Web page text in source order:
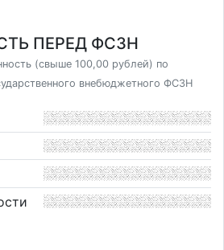
ПЕРЕД ФСЗН
(свыше 100,00 рублей) по
внебюджетного ФСЗН